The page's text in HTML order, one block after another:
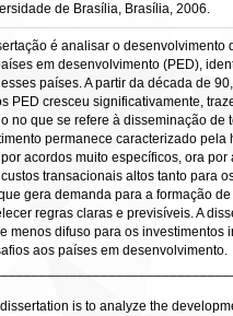
de Brasília, Brasília, 2006.
é analisar o
em desenvolvimento (PED),
países. A partir da década de
PED cresceu significativamente,
no que se refere à disseminação de
permanece caracterizado
acordos muito específicos, ora
transacionais altos tanto para
gera demanda para a formação
regras claras e previsíveis. A
menos difuso para os
aos países em desenvolvimento.
is to analyze the